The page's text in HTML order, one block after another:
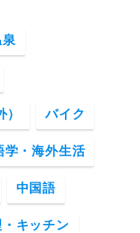
泉
バイク
学・海外生活
中国語
キッチン